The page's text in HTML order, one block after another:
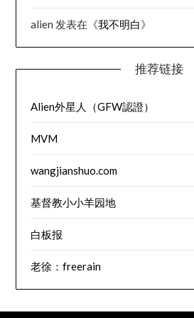
alien 发表在《我不明白》
推荐链接
Alien外星人（GFW認證）
MVM
wangjianshuo.com
基督教小小羊园地
白板报
老徐：freerain